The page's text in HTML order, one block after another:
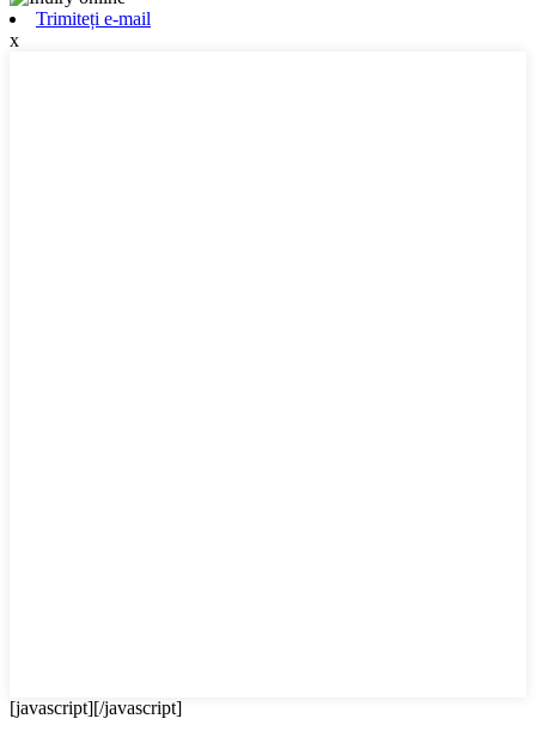
Trimiteți e-mail
x
[javascript][/javascript]